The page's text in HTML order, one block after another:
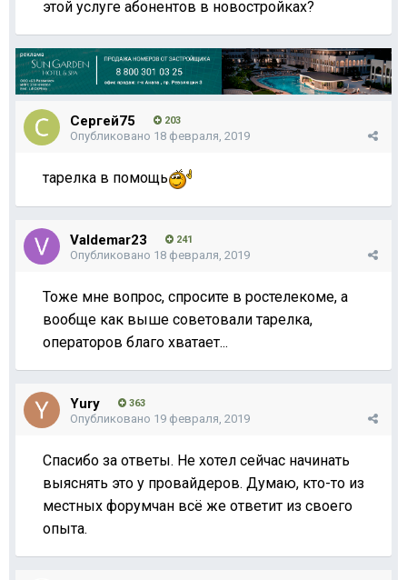
этой услуге абонентов в новостройках?
Сергей75 203
Опубликовано 18 февраля, 2019
тарелка в помощь
Valdemar23 241
Опубликовано 18 февраля, 2019
Тоже мне вопрос, спросите в ростелекоме, а
вообще как выше советовали тарелка,
операторов благо хватает...
Yury 363
Опубликовано 19 февраля, 2019
Спасибо за ответы. Не хотел сейчас начинать
выяснять это у провайдеров. Думаю, кто-то из
местных форумчан всё же ответит из своего
опыта.